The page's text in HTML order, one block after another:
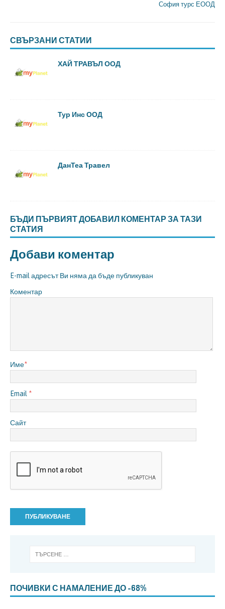
София турс ЕООД
СВЪРЗАНИ СТАТИИ
ХАЙ ТРАВЪЛ ООД
Тур Инс ООД
ДанТеа Травел
БЪДИ ПЪРВИЯТ ДОБАВИЛ КОМЕНТАР ЗА ТАЗИ
СТАТИЯ
Добави коментар
E-mail адресът Ви няма да бъде публикуван
Коментар
Име*
Email *
Сайт
ПОЧИВКИ С НАМАЛЕНИЕ ДО -68%